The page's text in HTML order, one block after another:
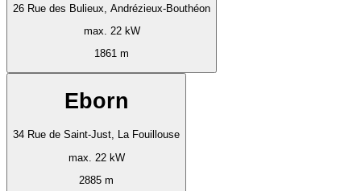
26 Rue des Bulieux, Andrézieux-Bouthéon
max. 22 kW
1861 m
Eborn
34 Rue de Saint-Just, La Fouillouse
max. 22 kW
2885 m